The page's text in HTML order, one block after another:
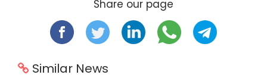
Share our page
Similar News